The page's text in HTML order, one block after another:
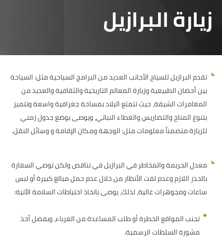
زيارة البرازيل
تقدم البرازيل للسياح الأجانب العديد من البرامج السياحية مثل: السياحة
بين أحضان الطبيعية وزيارة المعالم التاريخية والثقافية والعديد من
المغامرات الشيقة، حيث تتمتع البلاد بمساحة جغرافية واسعة وتتميز
بتنوع المناخ والتضاريس والغطاء النباتي، ويوصى بوضع جدول زمني
للزيارة متضمناً معلومات مثل: الوجهة ومكان الإقامة و وسائل النقل.
معدل الجريمة والمخاطر في البرازيل في تناقص ولكن توصي السفارة
بالحذر اللازم وعدم لفت الأنظار من خلال عدم حمل مبالغ كبيرة أو لبس
ساعات ومجوهرات غالية، لذلك، يوصى باتخاذ احتياطات السلامة الآتية:
تجنب المواقع الخطرة أو طلب المساعدة من الغرباء، ويفضل أخذ
مشورة السلطات الرسمية.